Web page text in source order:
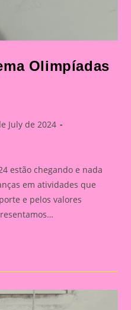
Olimpíadas
July de 2024
estão chegando e nada
em atividades que
e pelos valores